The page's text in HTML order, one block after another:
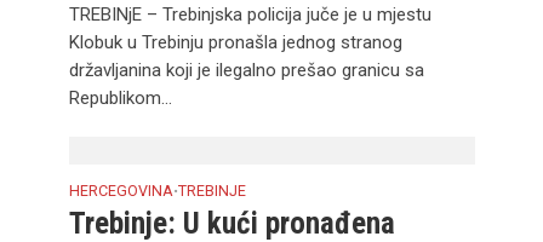
TREBINjE – Trebinjska policija juče je u mjestu
Klobuk u Trebinju pronašla jednog stranog
državljanina koji je ilegalno prešao granicu sa
Republikom...
HERCEGOVINA•TREBINJE
Trebinje: U kući pronađena